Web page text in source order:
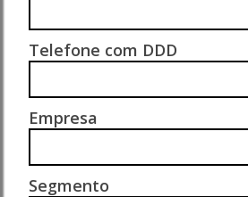
Telefone com DDD
Empresa
Segmento